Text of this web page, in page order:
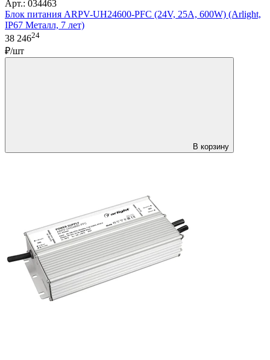
Арт.: 034463
Блок питания ARPV-UH24600-PFC (24V, 25A, 600W) (Arlight,
IP67 Металл, 7 лет)
38 24624
₽/шт
В корзину